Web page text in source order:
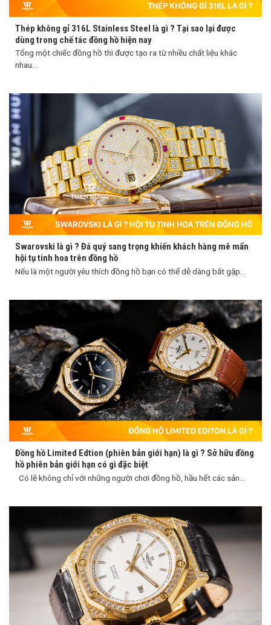
Thép không gỉ 316L Stainless Steel là gì ? Tại sao lại được
dùng trong chế tác đồng hồ hiện nay
Tổng một chiếc đồng hồ thì được tạo ra từ nhiều chất liệu khác
nhau...
Swarovski là gì ? Đá quý sang trọng khiến khách hàng mê mẩn
hội tụ tinh hoa trên đồng hồ
Nếu là một người yêu thích đồng hồ bạn có thể dễ dàng bắt gặp...
Đồng hồ Limited Edtion (phiên bản giới hạn) là gì ? Sở hữu đồng
hồ phiên bản giới hạn có gì đặc biệt
Có lẽ không chỉ với những người chơi đồng hồ, hầu hết các sản...